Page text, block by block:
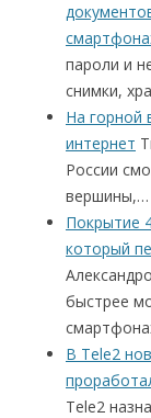
пароли и
снимки,
На горной
интернет
России
вершины,…
Покрытие
который
быстрее
В Tele2
Tele2